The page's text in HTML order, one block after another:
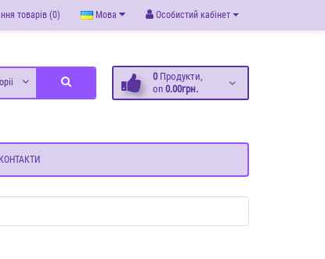
Особистий кабінет
Мова
товарів (0)
0 Продукти,
on 0.00грн.
КОНТАКТИ